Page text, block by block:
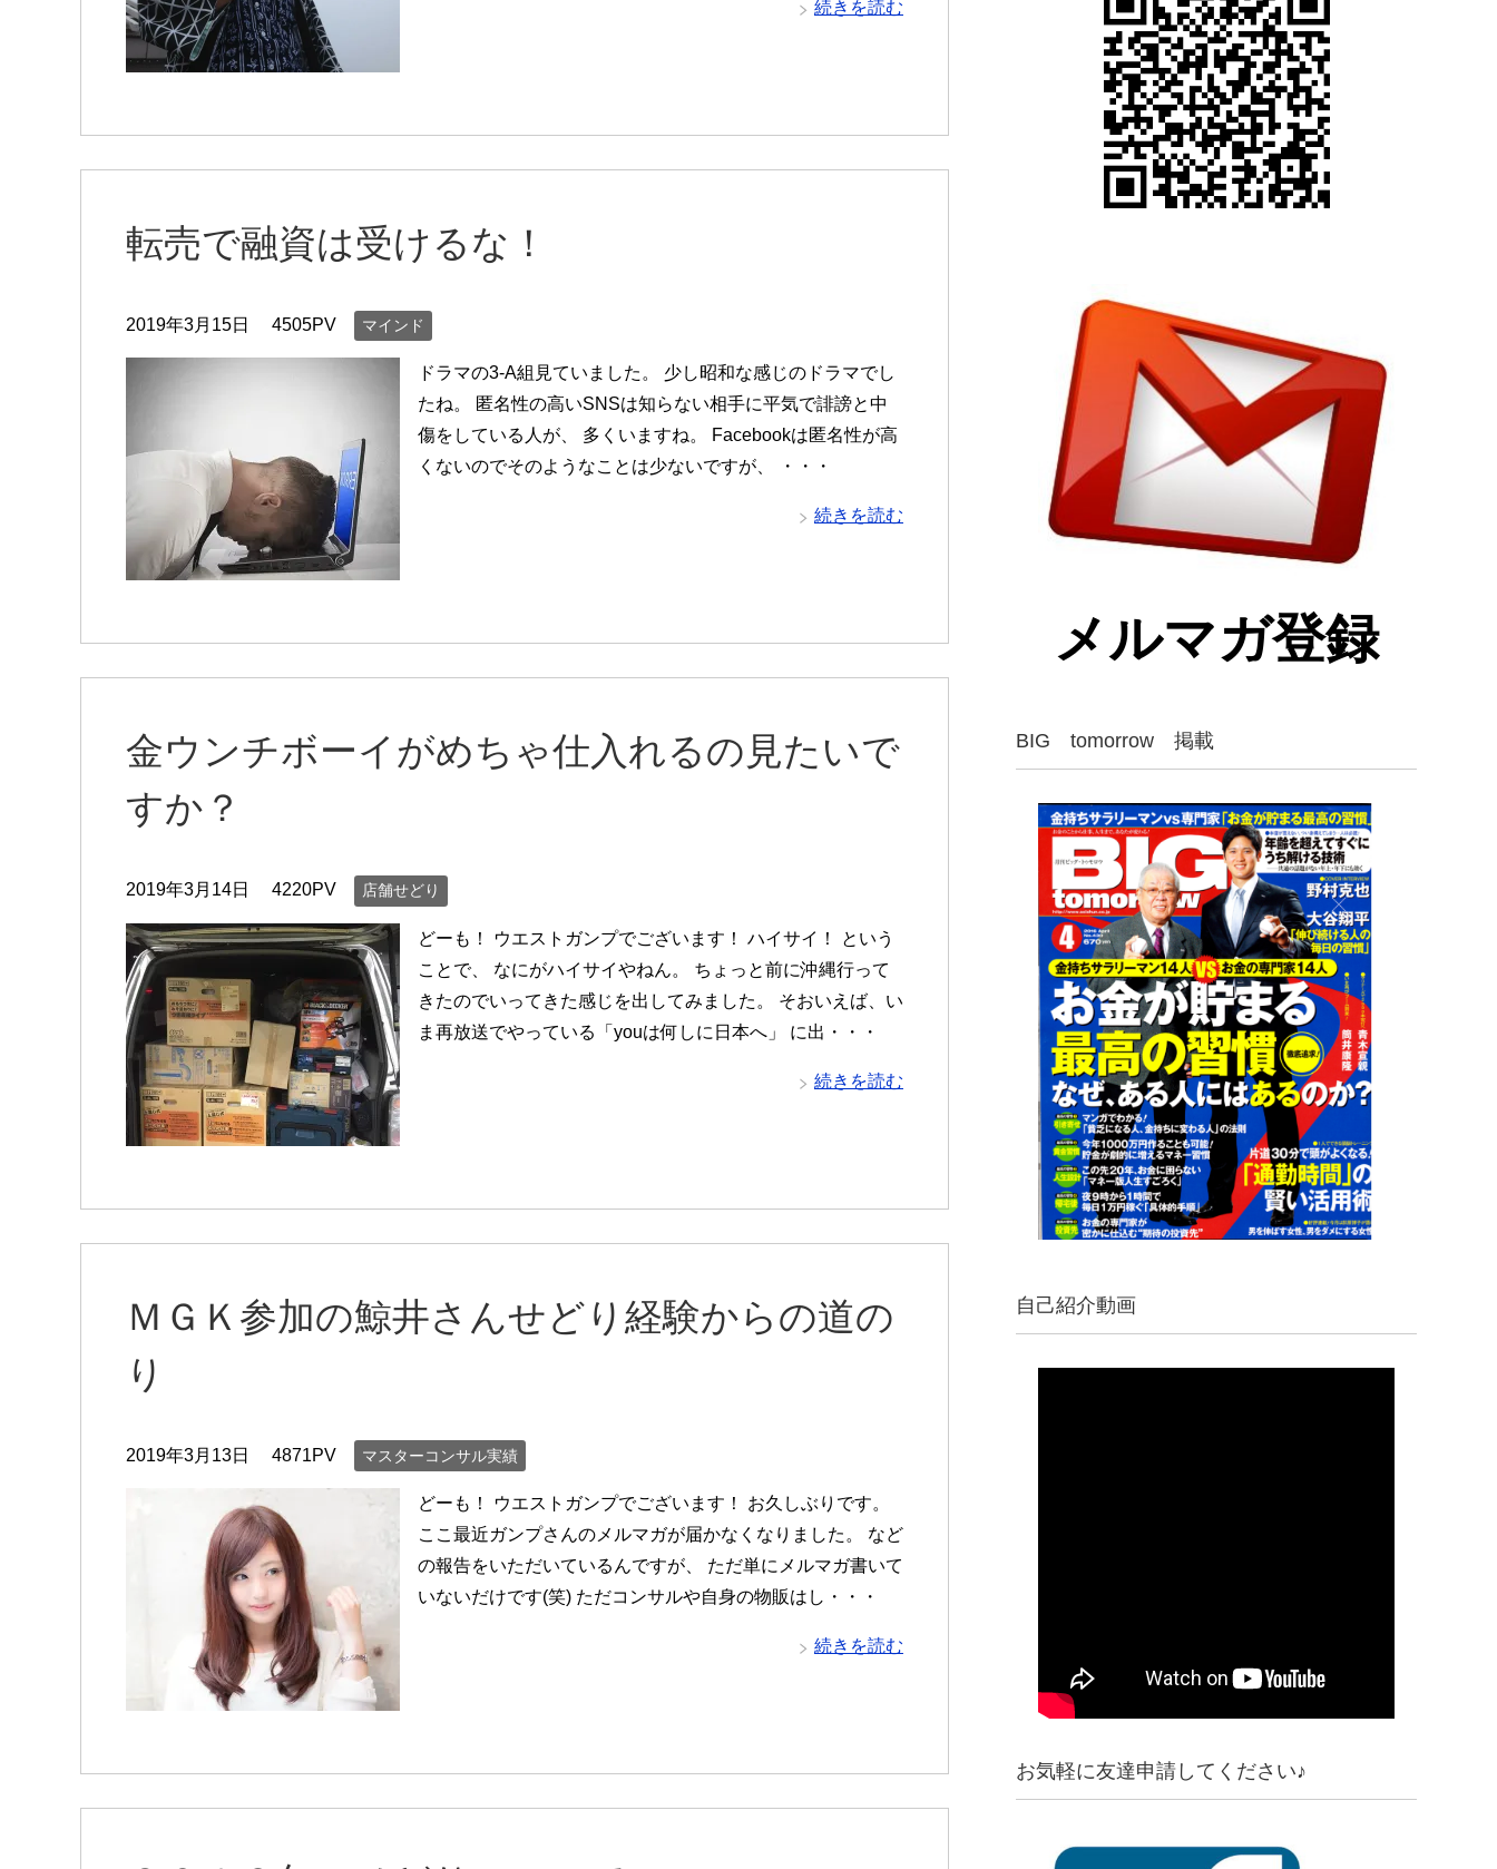
続きを読む
転売で融資は受けるな！
2019年3月15日 4505PV マインド
ドラマの3-A組見ていました。 少し昭和な感じのドラマでし
たね。 匿名性の高いSNSは知らない相手に平気で誹謗と中
傷をしている人が、 多くいますね。 Facebookは匿名性が高
くないのでそのようなことは少ないですが、 ・・・
続きを読む
金ウンチボーイがめちゃ仕入れるの見たいで
すか？
2019年3月14日 4220PV 店舗せどり
どーも！ ウエストガンプでございます！ ハイサイ！ という
ことで、 なにがハイサイやねん。 ちょっと前に沖縄行って
きたのでいってきた感じを出してみました。 そおいえば、い
ま再放送でやっている「youは何しに日本へ」 に出・・・
続きを読む
ＭＧＫ参加の鯨井さんせどり経験からの道の
り
2019年3月13日 4871PV マスターコンサル実績
どーも！ ウエストガンプでございます！ お久しぶりです。
ここ最近ガンプさんのメルマガが届かなくなりました。 など
の報告をいただいているんですが、 ただ単にメルマガ書いて
いないだけです(笑) ただコンサルや自身の物販はし・・・
続きを読む
メルマガ登録
BIG tomorrow 掲載
自己紹介動画
お気軽に友達申請してください♪